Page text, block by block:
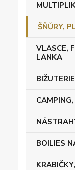
ŠŇŮRY,
VLASCE,
LANKA
BOILIES